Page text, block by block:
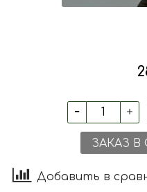
ЗАКАЗ
Добавить в